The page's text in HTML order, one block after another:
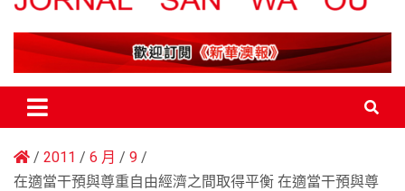
新華澳報
2011 6 月
9
在適當干預與尊重自由經濟之間取得平衡 在適當干預與尊